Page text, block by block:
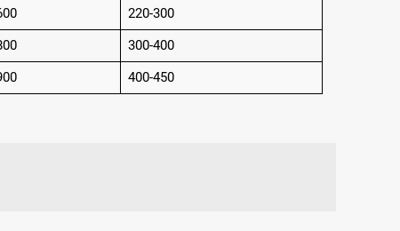
220-300
300-400
400-450